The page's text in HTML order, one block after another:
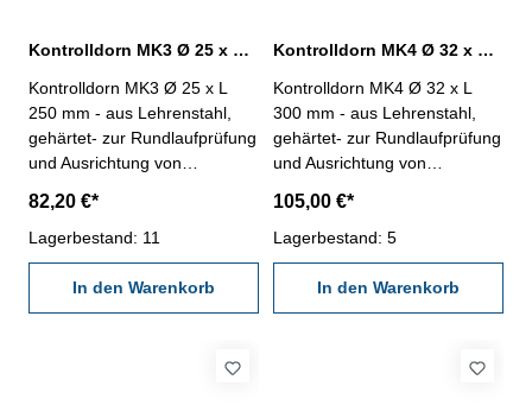
Kontrolldorn MK3 Ø 25 x L 250 mm nach DIN 229
Kontrolldorn MK3 Ø 25 x L
250 mm - aus Lehrenstahl,
gehärtet- zur Rundlaufprüfung
und Ausrichtung von
Aufnahme nach DIN 229-
Zylindrizität < 0,005 mm
82,20 €*
Lagerbestand: 11
In den Warenkorb
Kontrolldorn MK4 Ø 32 x L 300 mm nach DIN 229
Kontrolldorn MK4 Ø 32 x L
300 mm - aus Lehrenstahl,
gehärtet- zur Rundlaufprüfung
und Ausrichtung von
Aufnahme nach DIN 229-
Zylindrizität < 0,005 mm
105,00 €*
Lagerbestand: 5
In den Warenkorb